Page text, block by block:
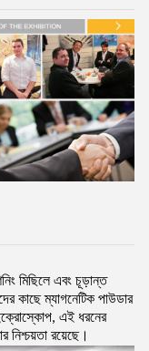
মিছিলে এবং চূড়ান্ত
কাছে ম্যাগনেটিক পাউডার
এই ধরনের
নিশ্চয়তা রয়েছে।